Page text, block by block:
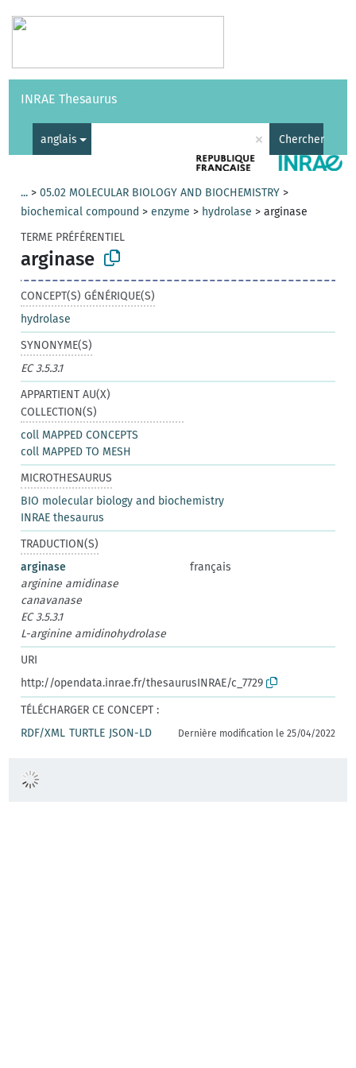
Vocabulaires API
INRAE Thesaurus
anglais × Chercher
... >05.02 MOLECULAR BIOLOGY AND BIOCHEMISTRY >
biochemical compound >enzyme > hydrolase >arginase
TERME PRÉFÉRENTIEL
arginase
CONCEPT(S) GÉNÉRIQUE(S)
hydrolase
SYNONYME(S)
EC 3.5.3.1
APPARTIENT AU(X)
COLLECTION(S)
coll MAPPED CONCEPTS
coll MAPPED TO MESH
MICROTHESAURUS
BIO molecular biology and biochemistry
INRAE thesaurus
TRADUCTION(S)
arginase
français
arginine amidinase
canavanase
EC 3.5.3.1
L-arginine amidinohydrolase
URI
http://opendata.inrae.fr/thesaurusINRAE/c_7729
TÉLÉCHARGER CE CONCEPT :
RDF/XML TURTLE JSON-LD Dernière modification le 25/04/2022